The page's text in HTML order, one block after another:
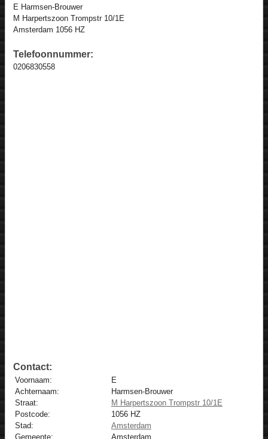
E Harmsen-Brouwer
M Harpertszoon Trompstr 10/1E
Amsterdam 1056 HZ
Telefoonnummer:
0206830558
Contact:
Voornaam:
E
Achternaam:
Harmsen-Brouwer
Straat:
M Harpertszoon Trompstr 10/1E
Postcode:
1056 HZ
Stad:
Amsterdam
Gemeente:
Amsterdam